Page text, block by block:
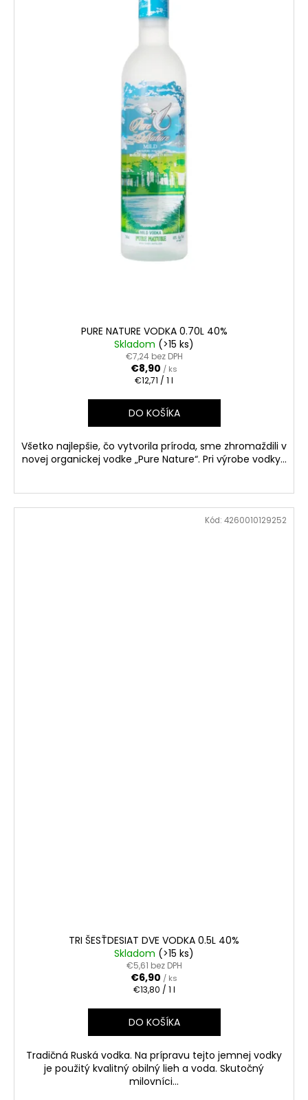
PURE NATURE VODKA 0.70L 40%
Skladom (>15 ks)
€7,24 bez DPH
€8,90 / ks
Jednotková
€12,71 / 1 l
DO KOŠÍKA
Všetko najlepšie, čo vytvorila príroda, sme zhromaždili v
novej organickej vodke „Pure Nature“. Pri výrobe vodky...
TRI ŠESŤDESIAT DVE VODKA 0.5L 40%
Skladom (>15 ks)
€5,61 bez DPH
€6,90 / ks
Jednotková
€13,80 / 1 l
DO KOŠÍKA
Tradičná Ruská vodka. Na prípravu tejto jemnej vodky
je použitý kvalitný obilný lieh a voda. Skutočný
milovníci...
Kód: 4260010129252